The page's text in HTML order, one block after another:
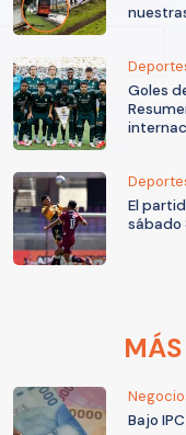
Goles
El
sábado
Bajo